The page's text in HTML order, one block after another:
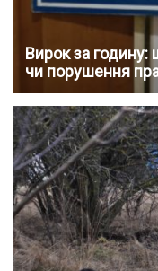
Вирок за годину:
чи порушення